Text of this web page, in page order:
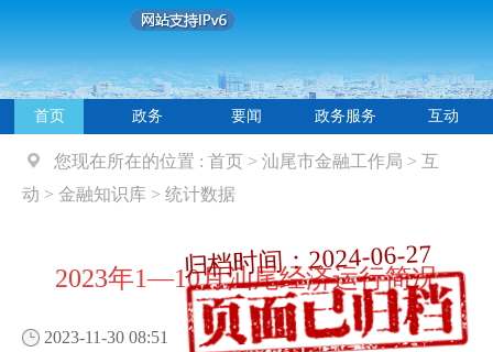
归档时间：2024-06-27
首页 政务 要闻 政务服务 互动
您现在所在的位置 : 首页 > 汕尾市金融工作局 > 互
动 > 金融知识库 > 统计数据
2023年1—10月汕尾经济运行简况
2023-11-30 08:51